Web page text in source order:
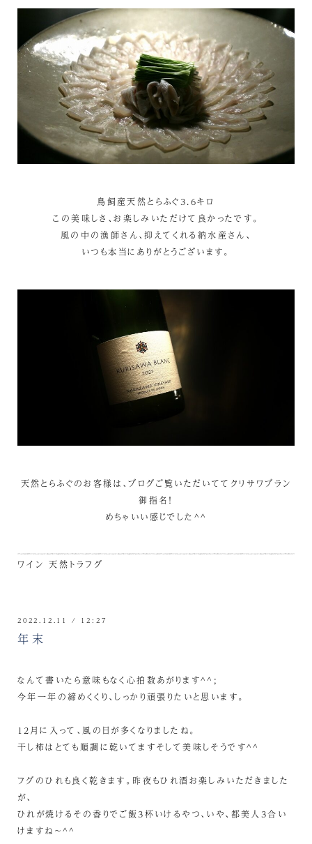
鳥飼産天然とらふぐ3.6キロ
この美味しさ、お楽しみいただけて良かったです。
風の中の漁師さん、抑えてくれる納水産さん、
いつも本当にありがとうございます。
天然とらふぐのお客様は、ブログご覧いただいててクリサワブラン
御指名！
めちゃいい感じでした^^
ワイン 天然トラフグ
2022.12.11 / 12:27
年末
なんて書いたら意味もなく心拍数あがります^^;
今年一年の締めくくり、しっかり頑張りたいと思います。
12月に入って、風の日が多くなりましたね。
干し柿はとても順調に乾いてますそして美味しそうです^^
フグのひれも良く乾きます。昨夜もひれ酒お楽しみいただきました
が、
ひれが焼けるその香りでご飯3杯いけるやつ、いや、都美人3合い
けますね～^^